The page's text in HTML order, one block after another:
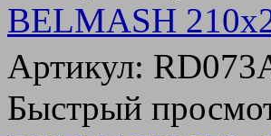
BELMASH
Артикул:
Быстрый